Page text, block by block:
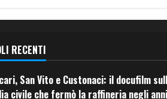
RECENTI
San Vito e Custonaci: il docufilm
civile che fermò la raffineria negli anni